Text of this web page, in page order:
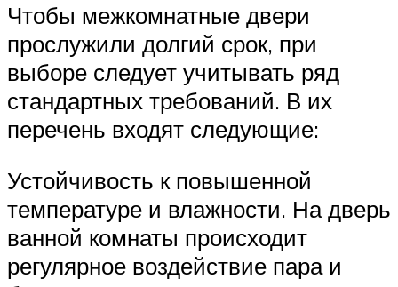
Чтобы межкомнатные двери
прослужили долгий срок, при
выборе следует учитывать ряд
стандартных требований. В их
перечень входят следующие:
Устойчивость к повышенной
температуре и влажности. На дверь
ванной комнаты происходит
регулярное воздействие пара и